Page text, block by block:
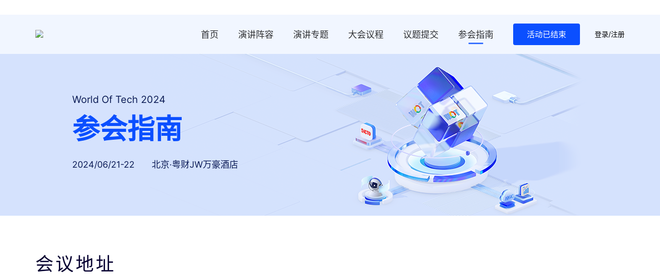
首页 演讲阵容 演讲专题 大会议程 议题提交 参会指南 活动已结束 登录/注册
World Of Tech 2024
参会指南
2024/06/21-22 北京·粤财JW万豪酒店
会议地址